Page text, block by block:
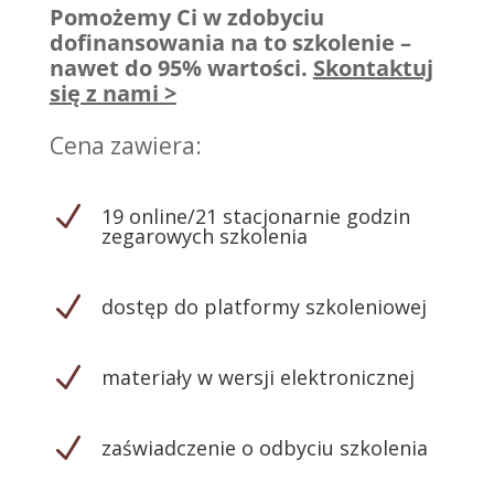
Pomożemy Ci w zdobyciu
dofinansowania na to szkolenie –
nawet do 95% wartości. Skontaktuj
się z nami >
Cena zawiera:
N 19 online/21 stacjonarnie godzin
zegarowych szkolenia
N dostęp do platformy szkoleniowej
N materiały w wersji elektronicznej
N zaświadczenie o odbyciu szkolenia